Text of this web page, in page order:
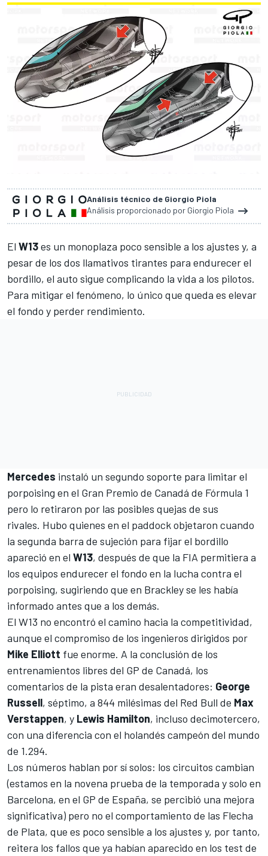
Análisis técnico de Giorgio Piola
Análisis proporcionado por Giorgio Piola
El W13es un monoplaza poco sensible a los ajustes y, a
pesar de los dos llamativos tirantes para endurecer el
bordillo, el auto sigue complicando la vida a los pilotos.
Para mitigar el fenómeno, lo único que queda es elevar
el fondo y perder rendimiento.
Mercedes instaló un segundo soporte para limitar el
porpoising en el Gran Premio de Canadá de Fórmula 1
pero lo retiraron por las posibles quejas de sus
rivales. Hubo quienes en el paddock objetaron cuando
la segunda barra de sujeción para fijar el bordillo
apareció en el W13, después de que la FIA permitiera a
los equipos endurecer el fondo en la lucha contra el
porpoising, sugiriendo que en Brackley se les había
informado antes que a los demás.
El W13 no encontró el camino hacia la competitividad,
aunque el compromiso de los ingenieros dirigidos por
Mike Elliott fue enorme. A la conclusión de los
entrenamientos libres del GP de Canadá, los
comentarios de la pista eran desalentadores: George
Russell, séptimo, a 844 milésimas del Red Bull de Max
Verstappen, y Lewis Hamilton, incluso decimotercero,
con una diferencia con el holandés campeón del mundo
de 1.294.
Los números hablan por sí solos: los circuitos cambian
(estamos en la novena prueba de la temporada y solo en
Barcelona, en el GP de España, se percibió una mejora
significativa) pero no el comportamiento de las Flecha
de Plata, que es poco sensible a los ajustes y, por tanto,
reitera los fallos que ya habían aparecido en los test de